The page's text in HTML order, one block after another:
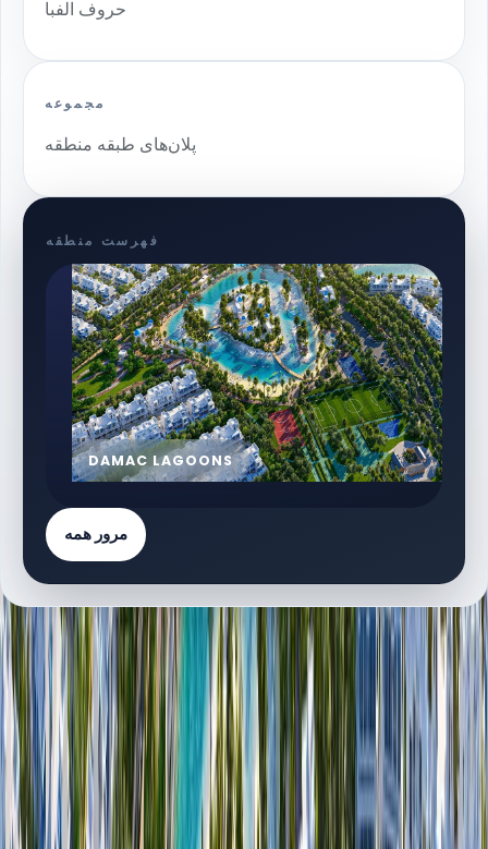
حروف الفبا
مجموعه
پلان‌های طبقه منطقه
فهرست منطقه
DAMAC LAGOONS
مرور همه
فهرست پروژه‌ها
پروژه‌های دارای پلان طبقه 7 پروژه
C
Costa Brava | Damac Lagoons | by Damac